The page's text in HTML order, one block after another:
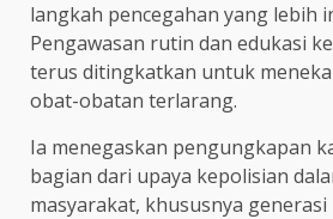
langkah pencegahan yang lebih
Pengawasan rutin dan edukasi
terus ditingkatkan untuk
obat-obatan terlarang.
Ia menegaskan pengungkapan
bagian dari upaya kepolisian
masyarakat, khususnya generasi